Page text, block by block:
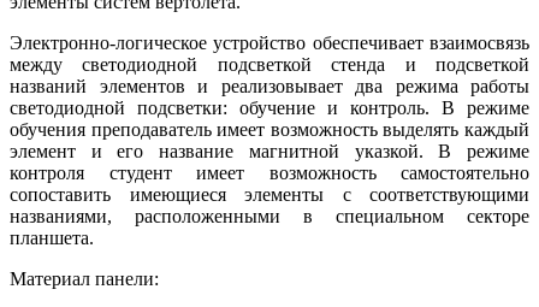
Электронно-логическое устройство обеспечивает взаимосвязь
между светодиодной подсветкой стенда и подсветкой
названий элементов и реализовывает два режима работы
светодиодной подсветки: обучение и контроль. В режиме
обучения преподаватель имеет возможность выделять каждый
элемент и его название магнитной указкой. В режиме
контроля студент имеет возможность самостоятельно
сопоставить имеющиеся элементы с соответствующими
названиями, расположенными в специальном секторе
планшета.
Материал панели: